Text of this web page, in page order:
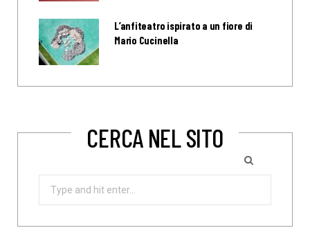
L’anfiteatro ispirato a un fiore di
Mario Cucinella
CERCA NEL SITO